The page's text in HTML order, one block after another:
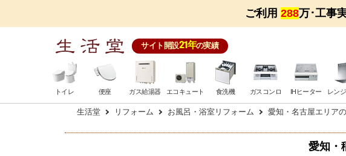
ご利用 288万･工事
サイト開設21年の実績
トイレ 便座 ガス給湯器 エコキュート 食洗機 ガスコンロ IHヒーター レン
生活堂 リフォーム お風呂・浴室リフォーム 愛知・名古屋エリア
愛知・